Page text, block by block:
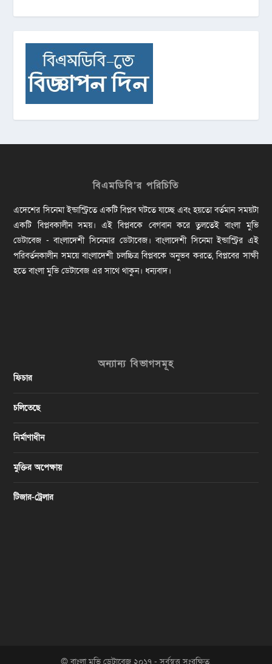
বিএমডিবি’র পরিচিতি
এদেশের সিনেমা ইন্ডাস্ট্রিতে একটি বিপ্লব ঘটতে যাচ্ছে এবং হয়তো বর্তমান সময়টা
একটি বিপ্লবকালীন সময়। এই বিপ্লবকে বেগবান করে তুলতেই বাংলা মুভি
ডেটাবেজ - বাংলাদেশী সিনেমার ডেটাবেজ। বাংলাদেশী সিনেমা ইন্ডাস্ট্রির এই
পরিবর্তনকালীন সময়ে বাংলাদেশী চলচ্চিত্র বিপ্লবকে অনুভব করতে, বিপ্লবের সাক্ষী
হতে বাংলা মুভি ডেটাবেজ এর সাথে থাকুন। ধন্যবাদ।
অন্যান্য বিভাগসমূহ
ফিচার
চলিতেছে
নির্মাণাধীন
মুক্তির অপেক্ষায়
টিজার-ট্রেলার